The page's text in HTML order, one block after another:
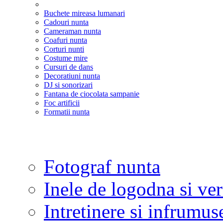
Buchete mireasa lumanari
Cadouri nunta
Cameraman nunta
Coafuri nunta
Corturi nunti
Costume mire
Cursuri de dans
Decoratiuni nunta
DJ si sonorizari
Fantana de ciocolata sampanie
Foc artificii
Formatii nunta
Fotograf nunta
Inele de logodna si
Intretinere si